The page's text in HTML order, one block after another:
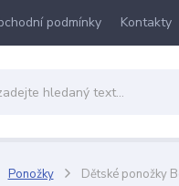
podmínky Kontakty
Ponožky Dětské ponožky